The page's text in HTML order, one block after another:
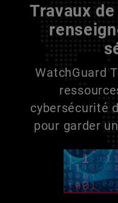
Travaux
WatchGuard
cybersécurité
pour garder